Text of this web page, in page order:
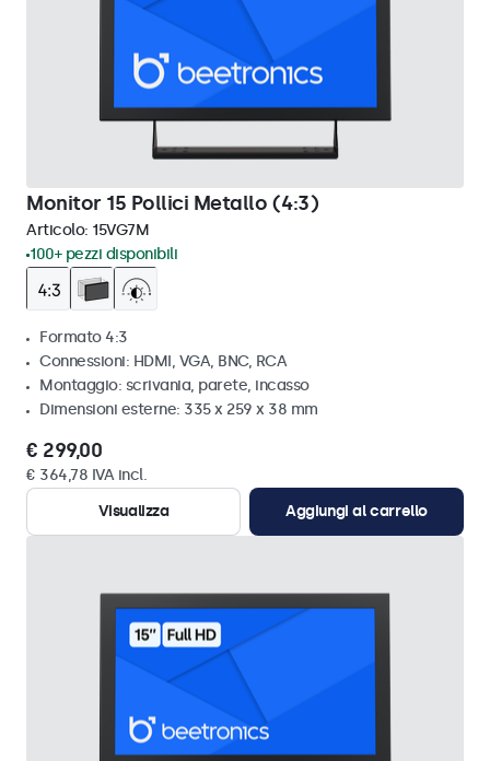
Monitor 15 Pollici Metallo (4:3)
Articolo: 15VG7M
100+ pezzi disponibili
Formato 4:3
Connessioni: HDMI, VGA, BNC, RCA
Montaggio: scrivania, parete, incasso
Dimensioni esterne: 335 x 259 x 38 mm
€ 299,00
€ 364,78 IVA incl.
Visualizza
Aggiungi al carrello